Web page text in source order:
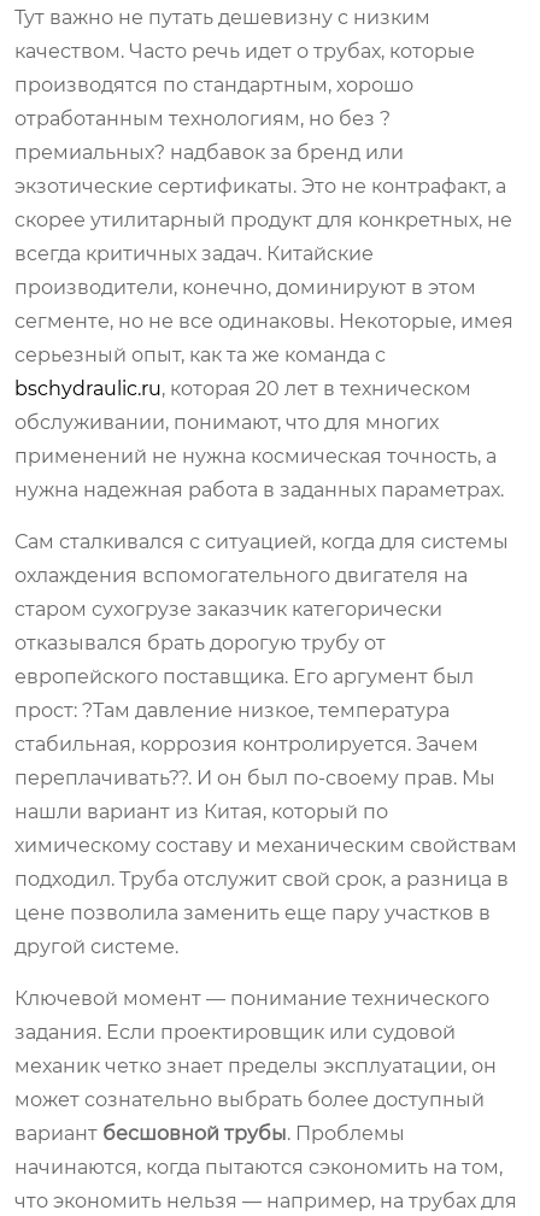
Тут важно не путать дешевизну с низким
качеством. Часто речь идет о трубах, которые
производятся по стандартным, хорошо
отработанным технологиям, но без ?
премиальных? надбавок за бренд или
экзотические сертификаты. Это не контрафакт, а
скорее утилитарный продукт для конкретных, не
всегда критичных задач. Китайские
производители, конечно, доминируют в этом
сегменте, но не все одинаковы. Некоторые, имея
серьезный опыт, как та же команда с
bschydraulic.ru, которая 20 лет в техническом
обслуживании, понимают, что для многих
применений не нужна космическая точность, а
нужна надежная работа в заданных параметрах.
Сам сталкивался с ситуацией, когда для системы
охлаждения вспомогательного двигателя на
старом сухогрузе заказчик категорически
отказывался брать дорогую трубу от
европейского поставщика. Его аргумент был
прост: ?Там давление низкое, температура
стабильная, коррозия контролируется. Зачем
переплачивать??. И он был по-своему прав. Мы
нашли вариант из Китая, который по
химическому составу и механическим свойствам
подходил. Труба отслужит свой срок, а разница в
цене позволила заменить еще пару участков в
другой системе.
Ключевой момент — понимание технического
задания. Если проектировщик или судовой
механик четко знает пределы эксплуатации, он
может сознательно выбрать более доступный
вариант бесшовной трубы. Проблемы
начинаются, когда пытаются сэкономить на том,
что экономить нельзя — например, на трубах для